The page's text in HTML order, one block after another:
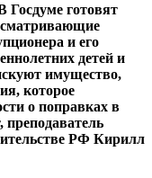
готовят
и его
детей и
имущество,
которое
о поправках в
преподаватель
РФ Кирилл